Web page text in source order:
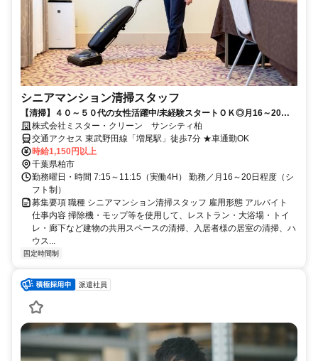
シニアマンション清掃スタッフ
【清掃】４０～５０代の女性活躍中/未経験スタートＯＫ◎月16～20日
程度株式会社ミスター・クリーン サンシティ柏
交通アクセス 東武野田線「増尾駅」徒歩7分 ★車通勤OK
時給1,150円以上
千葉県柏市
勤務曜日・時間 7:15～11:15（実働4H） 勤務／月16～20日程度（シ
フト制）
募集要項 職種 シニアマンション清掃スタッフ 雇用形態 アルバイト
仕事内容 掃除機・モップ等を使用して、レストラン・大浴場・トイ
レ・廊下など建物の共用スペースの清掃、入居者様の居室の清掃、ハ
ウス...
固定時間制
派遣社員